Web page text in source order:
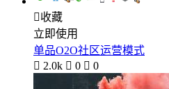
收藏
立即使用
单品O2O社区运营模式
 2.0k  0  0